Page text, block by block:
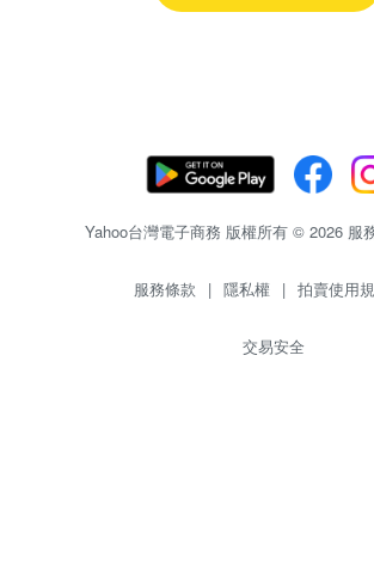
Yahoo台灣電子商務 版權所有 © 2026 服
服務條款 | 隱私權 | 拍賣使用
交易安全